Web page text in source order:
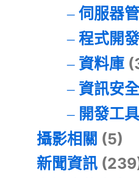
伺服器
程式開發
資料庫
資訊安全
開發工
攝影相關 (5)
新聞資訊